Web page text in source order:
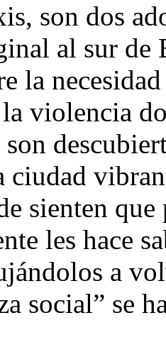
son dos
al sur de
la
violencia
ciudad
sienten
les hace
a
social” se